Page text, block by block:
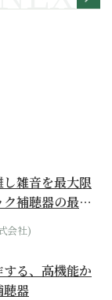
雑音を最大限
補聴器の最上
会社)
る、高機能か
聴器